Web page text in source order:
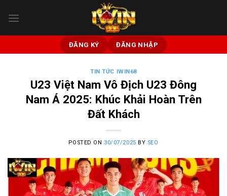
qua
ĐĂNG KÝ ĐĂNG NHẬP
TIN TỨC IWIN68
U23 Việt Nam Vô Địch U23 Đông
Nam Á 2025: Khúc Khải Hoàn Trên
Đất Khách
POSTED ON 30/07/2025 BY SEO